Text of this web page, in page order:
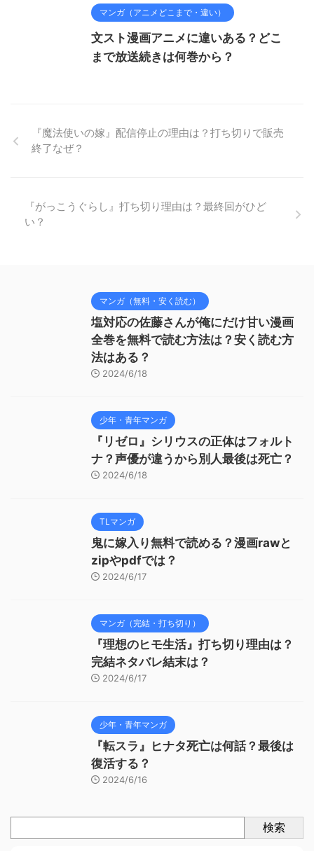
マンガ（アニメどこまで・違い）
文スト漫画アニメに違いある？どこ
まで放送続きは何巻から？
『魔法使いの嫁』配信停止の理由は？打ち切りで販売
終了なぜ？
『がっこうぐらし』打ち切り理由は？最終回がひど
い？
マンガ（無料・安く読む）
塩対応の佐藤さんが俺にだけ甘い漫画
全巻を無料で読む方法は？安く読む方
法はある？
2024/6/18
少年・青年マンガ
『リゼロ』シリウスの正体はフォルト
ナ？声優が違うから別人最後は死亡？
2024/6/18
TLマンガ
鬼に嫁入り無料で読める？漫画rawと
zipやpdfでは？
2024/6/17
マンガ（完結・打ち切り）
『理想のヒモ生活』打ち切り理由は？
完結ネタバレ結末は？
2024/6/17
少年・青年マンガ
『転スラ』ヒナタ死亡は何話？最後は
復活する？
2024/6/16
検索